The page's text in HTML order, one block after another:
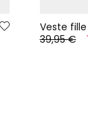
Veste
39,95 €